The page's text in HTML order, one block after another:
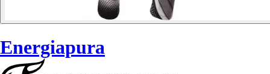
Energiapura